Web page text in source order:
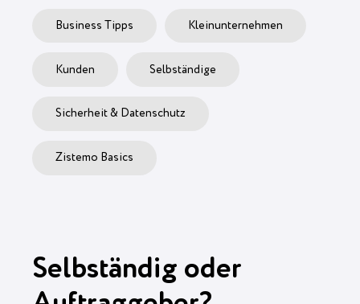
Business Tipps Kleinunternehmen
Kunden Selbständige
Sicherheit & Datenschutz
Zistemo Basics
Selbständig oder